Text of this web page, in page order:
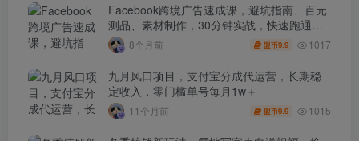
Facebook跨境广告速成课，避坑指南、百元
测品、素材制作，30分钟实战，快速跑通首
单出单8个月前 盟币9.9 1017
九月风口项目，支付宝分成代运营，长期稳
定收入，零门槛单号每月1w＋
11个月前 盟币9.9 1015